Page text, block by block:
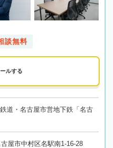
談無料
ルする
道・名古屋市営地下鉄「名古
屋市中村区名駅南1-16-28